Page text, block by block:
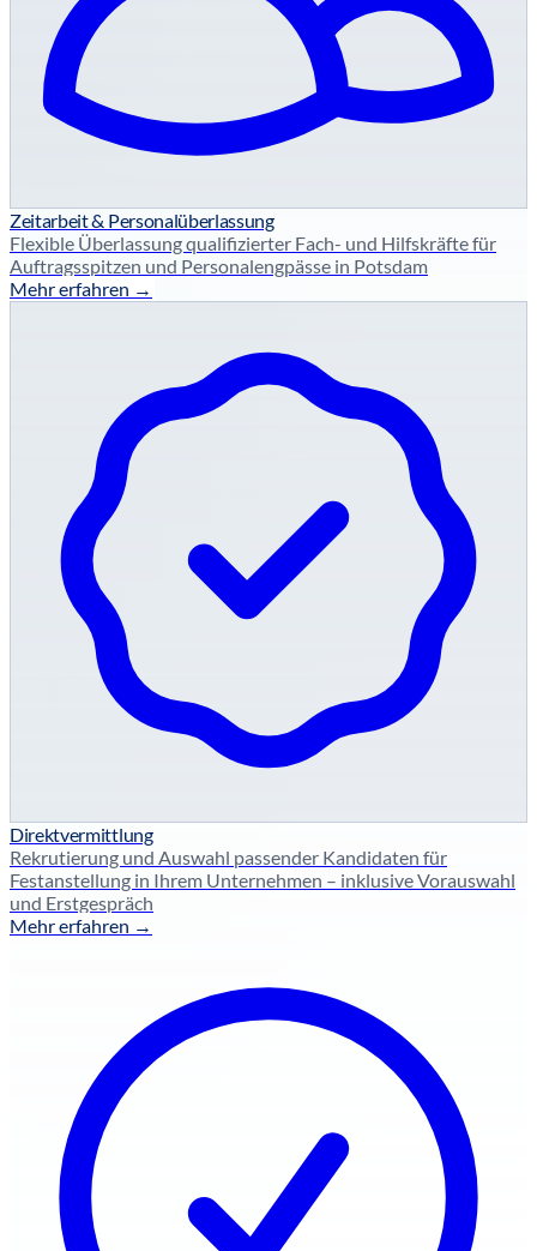
Zeitarbeit & Personalüberlassung
Flexible Überlassung qualifizierter Fach- und Hilfskräfte für
Auftragsspitzen und Personalengpässe in Potsdam
Mehr erfahren →
Direktvermittlung
Rekrutierung und Auswahl passender Kandidaten für
Festanstellung in Ihrem Unternehmen – inklusive Vorauswahl
und Erstgespräch
Mehr erfahren →